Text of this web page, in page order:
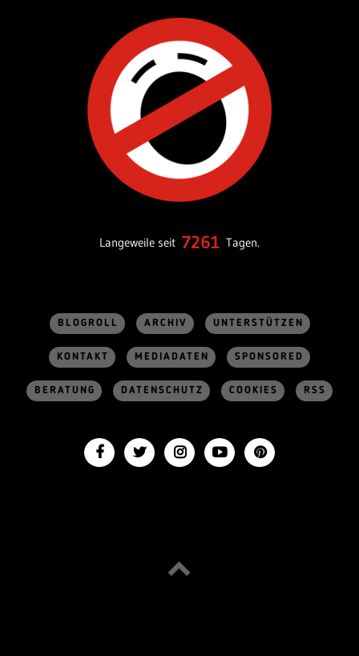
Langeweile seit 7261 Tagen.
BLOGROLL ARCHIV UNTERSTÜTZEN
KONTAKT MEDIADATEN SPONSORED
BERATUNG DATENSCHUTZ COOKIES RSS